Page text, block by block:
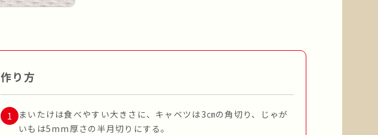
作り方
まいたけは食べやすい大きさに、キャベツは3㎝の角切り、じゃが
いもは5mm厚さの半月切りにする。